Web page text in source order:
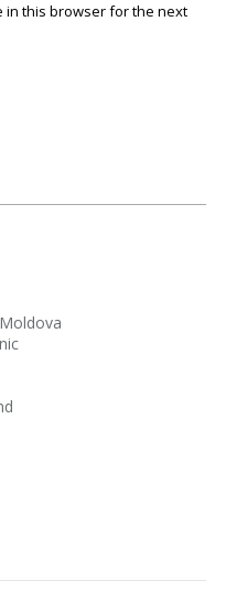
in this browser for the next